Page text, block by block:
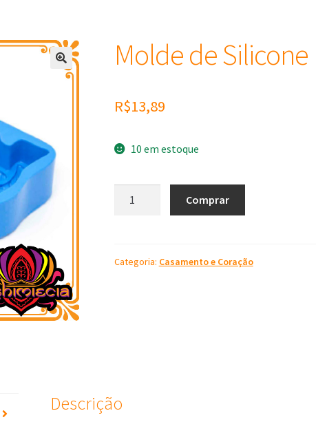
Molde de Silicone
R$13,89
10 em estoque
quantidade
Comprar
Categoria: Casamento e Coração
Descrição